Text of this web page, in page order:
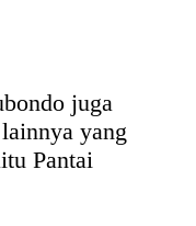
juga
yang
Pantai